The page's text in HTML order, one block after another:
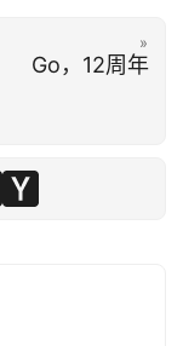
»
Go，12周年